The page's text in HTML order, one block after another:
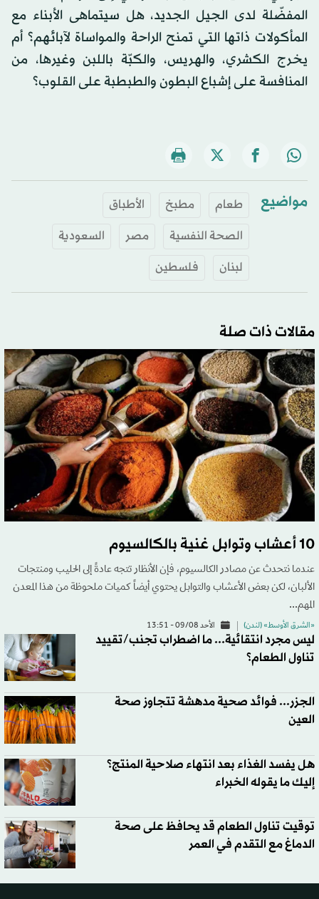
المفضّلة لدى الجيل الجديد، هل سيتماهى الأبناء مع
المأكولات ذاتها التي تمنح الراحة والمواساة لآبائهم؟ أم
يخرج الكشري، والهريس، والكبّة باللبن وغيرها، من
المنافسة على إشباع البطون والطبطبة على القلوب؟
مواضيع طعام مطبخ
الأطباق
الصحة النفسية
مصر
السعودية
لبنان
فلسطين
مقالات ذات صلة
10 أعشاب وتوابل غنية بالكالسيوم
عندما نتحدث عن مصادر الكالسيوم، فإن الأنظار تتجه عادةً إلى الحليب ومنتجات
الألبان، لكن بعض الأعشاب والتوابل يحتوي أيضاً كميات ملحوظة من هذا المعدن
المهم...
«الشرق الأوسط» (لندن) الأحد 09/08 - 13:51
ليس مجرد انتقائية... ما اضطراب تجنب/تقييد
تناول الطعام؟
الجزر... فوائد صحية مدهشة تتجاوز صحة
العين
هل يفسد الغذاء بعد انتهاء صلاحية المنتج؟
إليك ما يقوله الخبراء
توقيت تناول الطعام قد يحافظ على صحة
الدماغ مع التقدم في العمر